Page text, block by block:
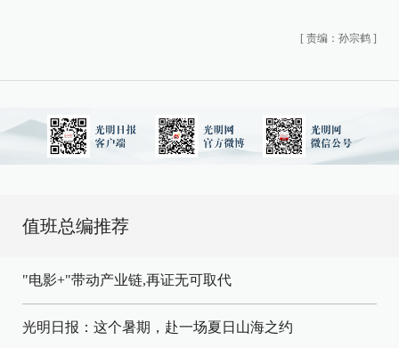
[ 责编：孙宗鹤 ]
值班总编推荐
"电影+"带动产业链,再证无可取代
光明日报：这个暑期，赴一场夏日山海之约